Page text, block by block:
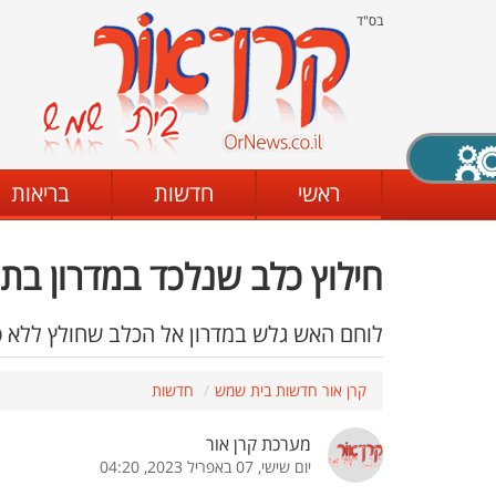
בס"ד
ראשי חדשות בריאות
חילוץ כלב שנלכד במדרון
לוחם האש גלש במדרון אל הכלב שחולץ ללא
קרן אור חדשות בית שמש חדשות
מערכת קרן אור
יום שישי, 07 באפריל 2023, 04:20
X סגירה
מצב שחור - לבן קביעת ניגודיות
גופן קריא הגדלת האתר